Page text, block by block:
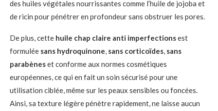
des huiles végétales nourrissantes comme l’huile de jojoba et
de ricin pour pénétrer en profondeur sans obstruer les pores.
De plus, cette huile chap claire anti imperfectionsest
formulée sans hydroquinone, sans corticoïdes, sans
parabèneset conforme aux normes cosmétiques
européennes, ce qui en fait un soin sécurisé pour une
utilisation ciblée, même sur les peaux sensibles ou foncées.
Ainsi, sa texture légère pénètre rapidement, ne laisse aucun